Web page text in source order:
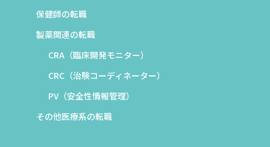
保健師の転職
製薬関連の転職
CRA（臨床開発モニター）
CRC（治験コーディネーター）
PV（安全性情報管理）
その他医療系の転職